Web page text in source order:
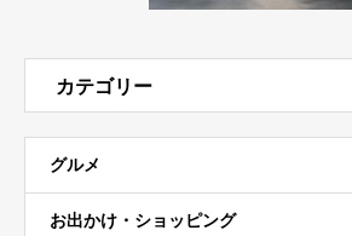
カテゴリー
グルメ
お出かけ・ショッピング